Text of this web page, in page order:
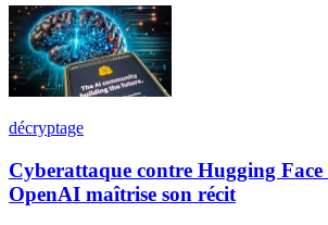
décryptage
Cyberattaque contre Hugging
OpenAI maîtrise son récit